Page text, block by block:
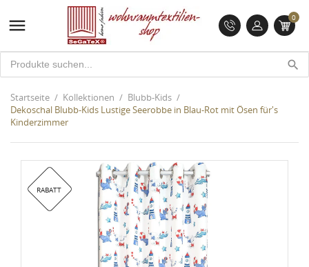
 0
search
Startseite Kollektionen
Blubb-Kids
Dekoschal Blubb-Kids Lustige Seerobbe in Blau-Rot mit Ösen für's
Kinderzimmer
RABATT